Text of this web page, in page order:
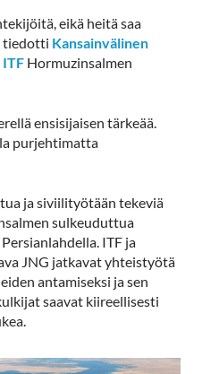
eikä heitä saa
tiedotti Kansainvälinen
Hormuzinsalmen
ensisijaisen tärkeää.
purjehtimatta
ja siviilityötään tekeviä
sulkeuduttua
ITF ja
JNG jatkavat yhteistyötä
antamiseksi ja sen
saavat kiireellisesti